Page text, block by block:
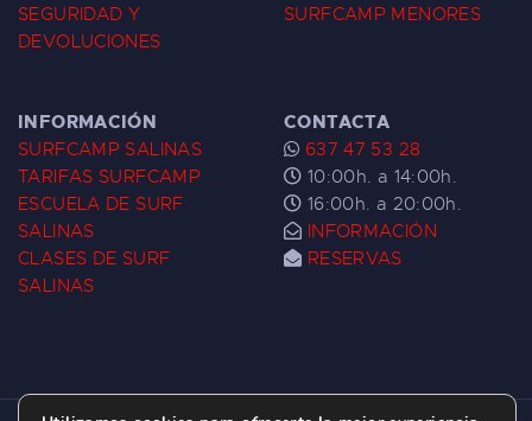
SEGURIDAD Y
DEVOLUCIONES
SURFCAMP MENORES
INFORMACIÓN
SURFCAMP SALINAS
TARIFAS SURFCAMP
ESCUELA DE SURF
SALINAS
CLASES DE SURF
SALINAS
CONTACTA
637 47 53 28
10:00h. a 14:00h.
16:00h. a 20:00h.
INFORMACIÓN
RESERVAS